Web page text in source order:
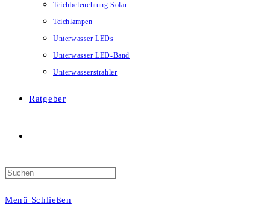
Teichbeleuchtung Solar
Teichlampen
Unterwasser LEDs
Unterwasser LED-Band
Unterwasserstrahler
Ratgeber
Suche
Menü Schließen